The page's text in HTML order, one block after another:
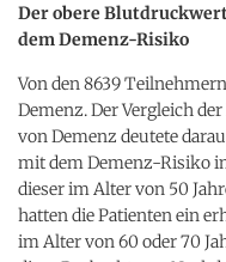
Der obere
dem Demenz-Risiko
Von den 8639
Demenz. Der Vergleich
von Demenz deutete
mit dem Demenz-Risiko
dieser im Alter von 50
hatten die Patienten ein
im Alter von 60 oder 70